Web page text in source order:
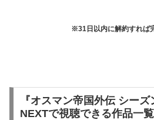
※31日以内に解約すれば
『オスマン帝国外伝 シー
NEXTで視聴できる作品一覧